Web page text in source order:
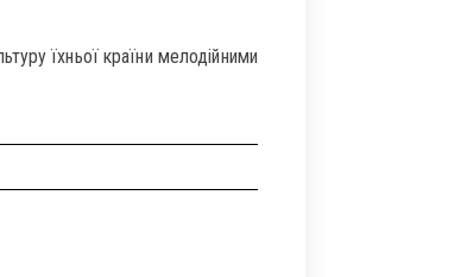
їхньої країни мелодійними